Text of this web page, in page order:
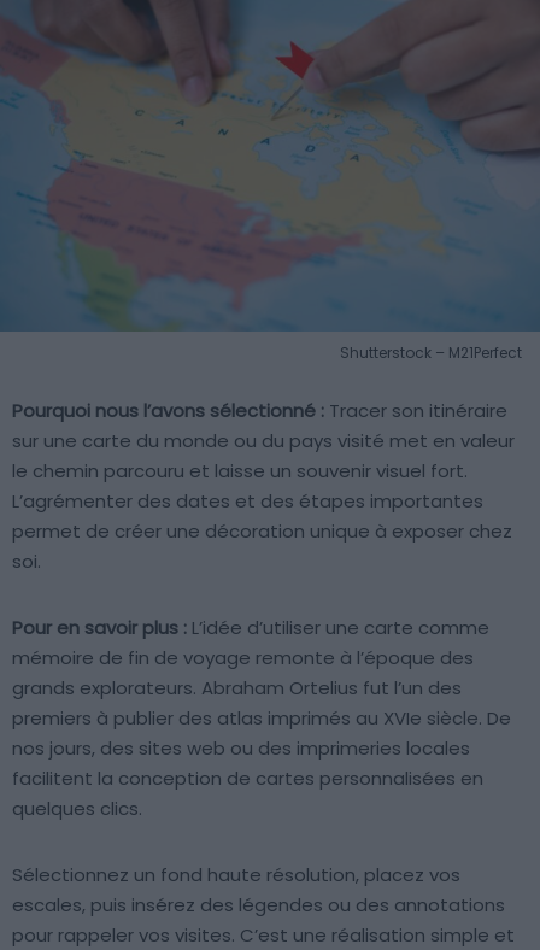
Shutterstock – M21Perfect
Pourquoi nous l’avons sélectionné : Tracer son itinéraire
sur une carte du monde ou du pays visité met en valeur
le chemin parcouru et laisse un souvenir visuel fort.
L’agrémenter des dates et des étapes importantes
permet de créer une décoration unique à exposer chez
soi.
Pour en savoir plus : L’idée d’utiliser une carte comme
mémoire de fin de voyage remonte à l’époque des
grands explorateurs. Abraham Ortelius fut l’un des
premiers à publier des atlas imprimés au XVIe siècle. De
nos jours, des sites web ou des imprimeries locales
facilitent la conception de cartes personnalisées en
quelques clics.
Sélectionnez un fond haute résolution, placez vos
escales, puis insérez des légendes ou des annotations
pour rappeler vos visites. C’est une réalisation simple et